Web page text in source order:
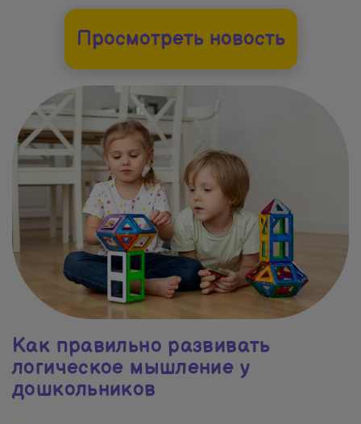
Просмотреть новость
Как правильно развивать
логическое мышление у
дошкольников